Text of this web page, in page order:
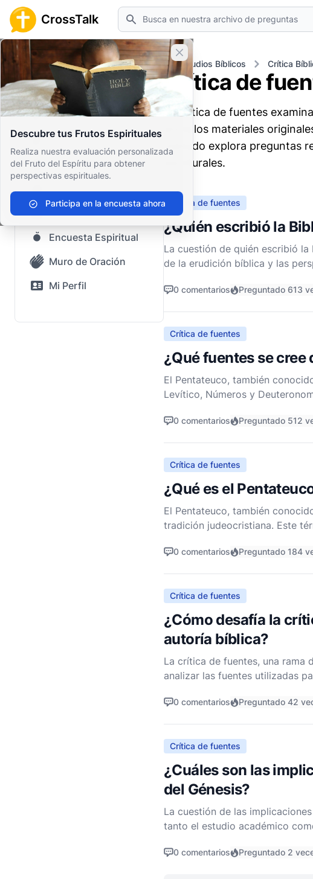
CrossTalk Buscar
Cerrar banner
Descubre tus Frutos Espirituales
Realiza nuestra evaluación personalizada
del Fruto del Espíritu para obtener
perspectivas espirituales.
Participa en la encuesta ahora
Inicio Archivo de Preguntas Estudios Bíblicos Crítica
Inicio
Archivo de Preguntas
Nuestro blog
Contenido guardado
Preguntas Populares
Biblia Sagrada
Encuesta Espiritual
Muro de Oración
Mi Perfil
Crítica de
La crítica de fuentes
entre los materiales
menudo explora preguntas
escriturales.
Crítica de fuentes
¿Quién escribió la
La cuestión de quién escribió
de la erudición bíblica y las
0 comentarios Preguntado 613
Crítica de fuentes
¿Qué fuentes se
El Pentateuco, también
Levítico, Números y
0 comentarios Preguntado 512
Crítica de fuentes
¿Qué es el
El Pentateuco, también
tradición judeocristiana. Este
0 comentarios Preguntado 184
Crítica de fuentes
¿Cómo desafía la
autoría bíblica?
La crítica de fuentes, una rama
analizar las fuentes utilizadas
0 comentarios Preguntado 42
Crítica de fuentes
¿Cuáles son las
del Génesis?
La cuestión de las
tanto el estudio académico
0 comentarios Preguntado 2